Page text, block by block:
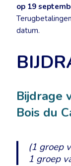
op 19
datum.
Bijdrage
Bois du
(1 groep
1 groep